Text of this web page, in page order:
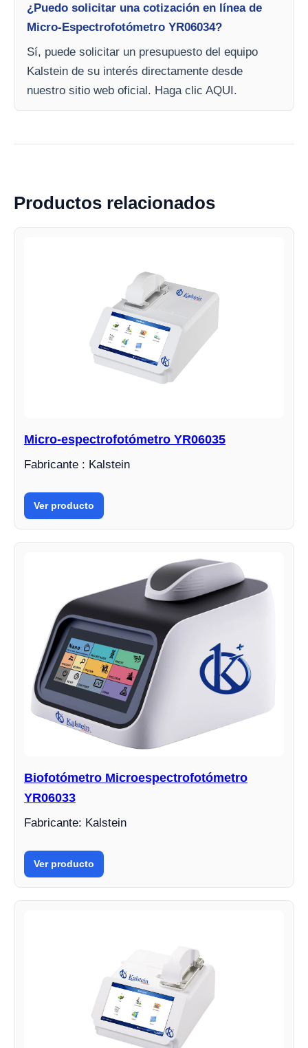
¿Puedo solicitar una cotización en línea de
Micro-Espectrofotómetro YR06034?
Sí, puede solicitar un presupuesto del equipo
Kalstein de su interés directamente desde
nuestro sitio web oficial. Haga clic AQUI.
Productos relacionados
Micro-espectrofotómetro YR06035
Fabricante : Kalstein
Ver producto
Biofotómetro Microespectrofotómetro
YR06033
Fabricante: Kalstein
Ver producto